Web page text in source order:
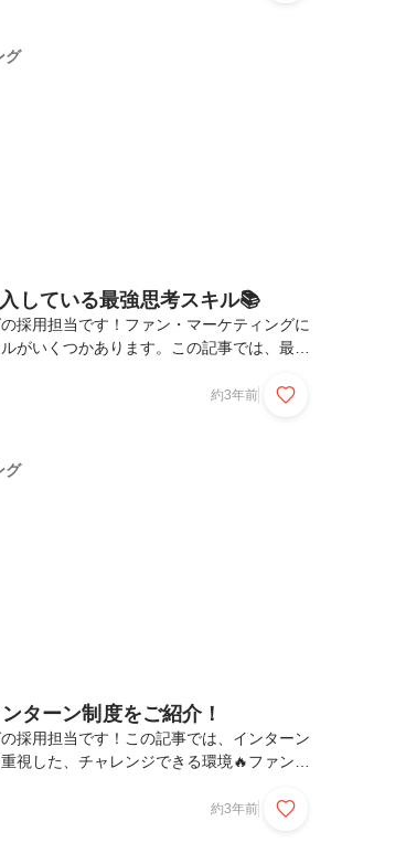
ある「チームワーク」を下支えしているの
グ
している最強思考スキル📚
採用担当です！ファン・マーケティングに
がいくつかあります。この記事では、最初
たいと思います🙌一生サビることのないス
場で本気でこれらを実践するためには、き
約3年前
グ
ターン制度をご紹介！
採用担当です！この記事では、インターン
視した、チャレンジできる環境🔥ファン・
両立しながら出勤しています🔥シフトの時
約3年前